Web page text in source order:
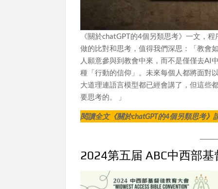
《關於chatGPT的4個另類思考》一文，
做的比對和思考，值得我們深思：「教會
人願意參與到教會中來，而不是僅僅去AI
種「行動的信仰」。未來每個人都將面對
大道理連語言模型都已經會講了，但這些
要思考的。 」
閱讀全文《關於chatGPT的4個另類思考》
2024第五届 ABC中西部